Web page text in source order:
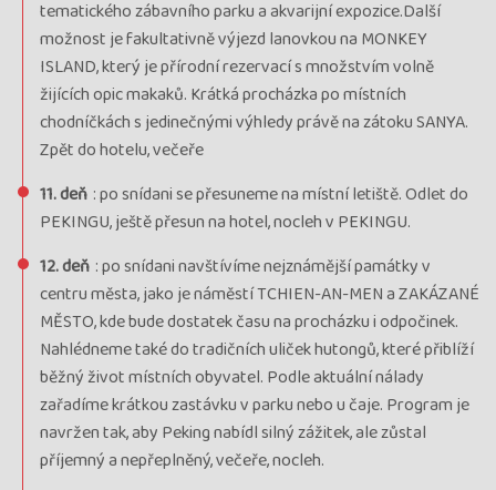
tematického zábavního parku a akvarijní expozice.Další
možnost je fakultativně výjezd lanovkou na MONKEY
ISLAND, který je přírodní rezervací s množstvím volně
žijících opic makaků. Krátká procházka po místních
chodníčkách s jedinečnými výhledy právě na zátoku SANYA.
Zpět do hotelu, večeře
11. deň : po snídani se přesuneme na místní letiště. Odlet do
PEKINGU, ještě přesun na hotel, nocleh v PEKINGU.
12. deň : po snídani navštívíme nejznámější památky v
centru města, jako je náměstí TCHIEN-AN-MEN a ZAKÁZANÉ
MĚSTO, kde bude dostatek času na procházku i odpočinek.
Nahlédneme také do tradičních uliček hutongů, které přiblíží
běžný život místních obyvatel. Podle aktuální nálady
zařadíme krátkou zastávku v parku nebo u čaje. Program je
navržen tak, aby Peking nabídl silný zážitek, ale zůstal
příjemný a nepřeplněný, večeře, nocleh.